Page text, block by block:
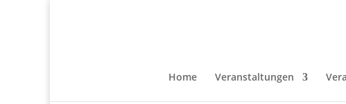
Home Veranstaltungen